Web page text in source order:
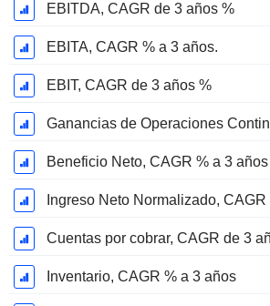
EBITDA, CAGR de 3 años %
EBITA, CAGR % a 3 años.
EBIT, CAGR de 3 años %
Beneficio Neto, CAGR % a 3 años
Ingreso Neto Normalizado,
Cuentas por cobrar, CAGR de 3
Inventario, CAGR % a 3 años